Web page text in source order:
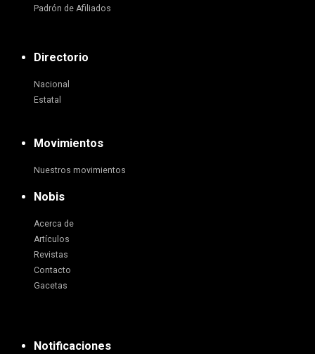
Padrón de Afiliados
Directorio
Nacional
Estatal
Movimientos
Nuestros movimientos
Nobis
Acerca de
Artículos
Revistas
Contacto
Gacetas
Notificaciones